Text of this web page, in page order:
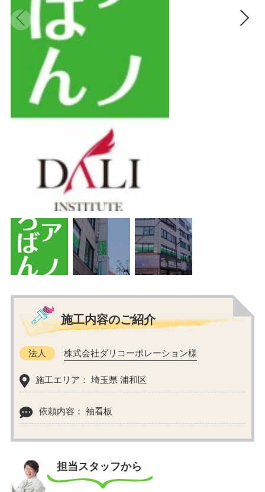
施工内容のご紹介
法人 株式会社ダリコーポレーション様
施工エリア： 埼玉県 浦和区
依頼内容： 袖看板
担当スタッフから